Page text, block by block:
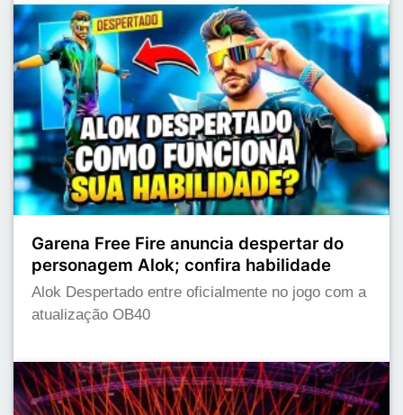
Garena Free Fire anuncia despertar do
personagem Alok; confira habilidade
Alok Despertado entre oficialmente no jogo com a
atualização OB40